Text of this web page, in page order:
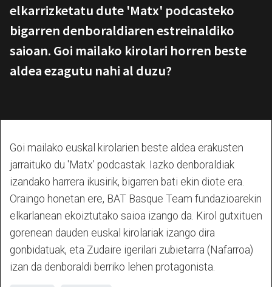
elkarrizketatu dute 'Matx' podcasteko
bigarren denboraldiaren estreinaldiko
saioan. Goi mailako kirolari horren beste
aldea ezagutu nahi al duzu?
Goi mailako euskal kirolarien beste aldea erakusten
jarraituko du 'Matx' podcastak. Iazko denboraldiak
izandako harrera ikusirik, bigarren bati ekin diote era.
Oraingo honetan ere, BAT Basque Team fundazioarekin
elkarlanean ekoiztutako saioa izango da. Kirol gutxituen
gorenean dauden euskal kirolariak izango dira
gonbidatuak, eta Zudaire igerilari zubietarra (Nafarroa)
izan da denboraldi berriko lehen protagonista.